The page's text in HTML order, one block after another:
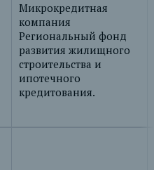
Микрокредитная
компания
Региональный фонд
развития жилищного
строительства и
ипотечного
кредитования.